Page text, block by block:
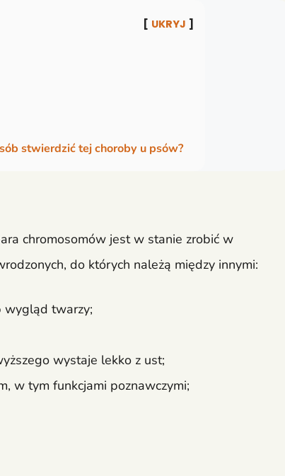
UKRYJ
stwierdzić tej choroby u psów?
chromosomów jest w stanie zrobić w
do których należą między innymi:
wygląd twarzy;
wystaje lekko z ust;
w tym funkcjami poznawczymi;